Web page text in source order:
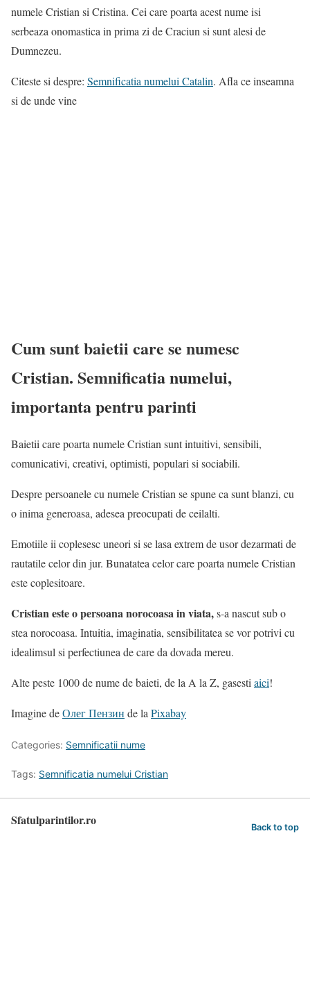
numele Cristian si Cristina. Cei care poarta acest nume isi
serbeaza onomastica in prima zi de Craciun si sunt alesi de
Dumnezeu.
Citeste si despre: Semnificatia numelui Catalin. Afla ce inseamna
si de unde vine
Cum sunt baietii care se numesc
Cristian. Semnificatia numelui,
importanta pentru parinti
Baietii care poarta numele Cristian sunt intuitivi, sensibili,
comunicativi, creativi, optimisti, populari si sociabili.
Despre persoanele cu numele Cristian se spune ca sunt blanzi, cu
o inima generoasa, adesea preocupati de ceilalti.
Emotiile ii coplesesc uneori si se lasa extrem de usor dezarmati de
rautatile celor din jur. Bunatatea celor care poarta numele Cristian
este coplesitoare.
Cristian este o persoana norocoasa in viata,s-a nascut sub o
stea norocoasa. Intuitia, imaginatia, sensibilitatea se vor potrivi cu
idealimsul si perfectiunea de care da dovada mereu.
Alte peste 1000 de nume de baieti, de la A la Z, gasestiaici!
Imagine deОлег Пензин de laPixabay
Categories: Semnificatii nume
Tags: Semnificatia numelui Cristian
Sfatulparintilor.ro Back to top